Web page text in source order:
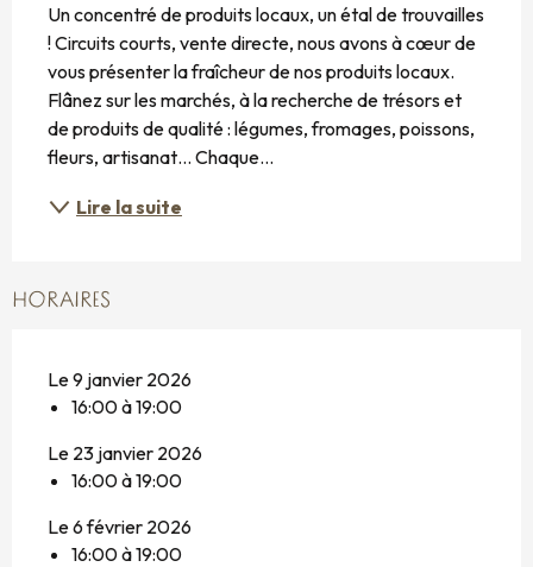
Un concentré de produits locaux, un étal de trouvailles
! Circuits courts, vente directe, nous avons à cœur de
vous présenter la fraîcheur de nos produits locaux.
Flânez sur les marchés, à la recherche de trésors et
de produits de qualité : légumes, fromages, poissons,
fleurs, artisanat… Chaque...
Lire la suite
HORAIRES
Le 9 janvier 2026
16:00 à 19:00
Le 23 janvier 2026
16:00 à 19:00
Le 6 février 2026
16:00 à 19:00